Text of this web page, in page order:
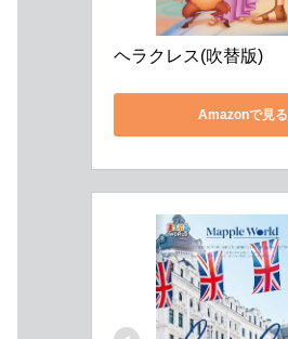
ヘラクレス(吹替版)
Amazonで見る